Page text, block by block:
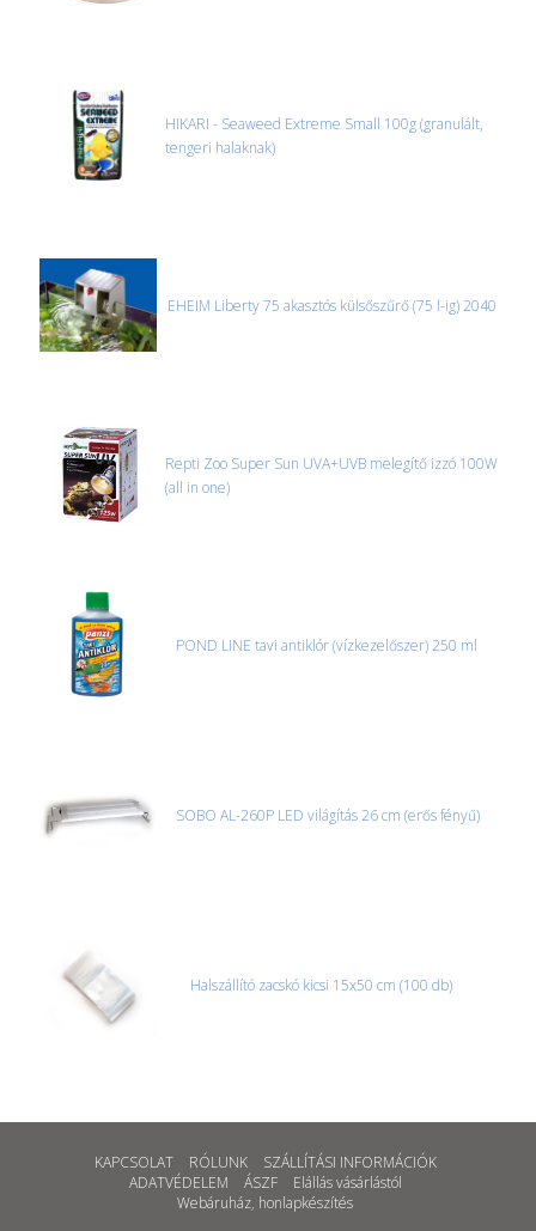
HIKARI - Seaweed Extreme Small 100g (granulált,
tengeri halaknak)
EHEIM Liberty 75 akasztós külsőszűrő (75 l-ig) 2040
Repti Zoo Super Sun UVA+UVB melegítő izzó 100W
(all in one)
POND LINE tavi antiklór (vízkezelőszer) 250 ml
SOBO AL-260P LED világítás 26 cm (erős fényű)
Halszállító zacskó kicsi 15x50 cm (100 db)
KAPCSOLAT RÓLUNK
SZÁLLÍTÁSI INFORMÁCIÓK
ADATVÉDELEM
ÁSZF
Elállás vásárlástól
Webáruház, honlapkészítés